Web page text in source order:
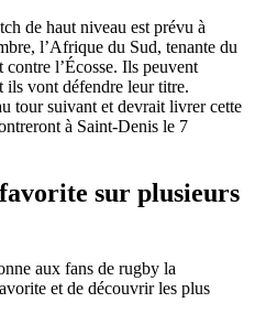
de haut niveau est prévu à
l’Afrique du Sud, tenante du
l’Écosse. Ils peuvent
ils vont défendre leur titre.
tour suivant et devrait livrer cette
à Saint-Denis le 7
sur plusieurs
aux fans de rugby la
et de découvrir les plus